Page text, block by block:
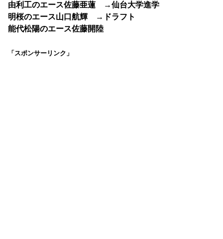
由利工のエース佐藤亜蓮 →仙台大学進学
明桜のエース山口航輝 →ドラフト
能代松陽のエース佐藤開陸
「スポンサーリンク」